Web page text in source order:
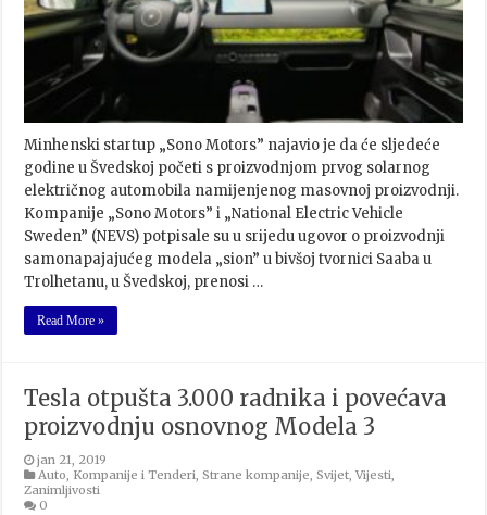
Minhenski startup „Sono Motors” najavio je da će sljedeće
godine u Švedskoj početi s proizvodnjom prvog solarnog
električnog automobila namijenjenog masovnoj proizvodnji.
Kompanije „Sono Motors” i „National Electric Vehicle
Sweden” (NEVS) potpisale su u srijedu ugovor o proizvodnji
samonapajajućeg modela „sion” u bivšoj tvornici Saaba u
Trolhetanu, u Švedskoj, prenosi …
Read More »
Tesla otpušta 3.000 radnika i povećava
proizvodnju osnovnog Modela 3
jan 21, 2019
Auto, Kompanije i Tenderi,Strane kompanije,Svijet,Vijesti,
Zanimljivosti
0